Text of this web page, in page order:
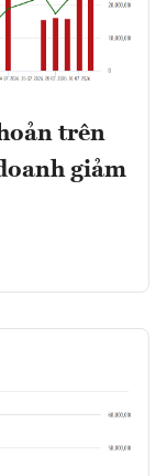
trên
giảm